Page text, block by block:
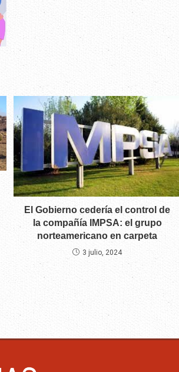
El Gobierno cedería el control de
la compañía IMPSA: el grupo
norteamericano en carpeta
3 julio, 2024